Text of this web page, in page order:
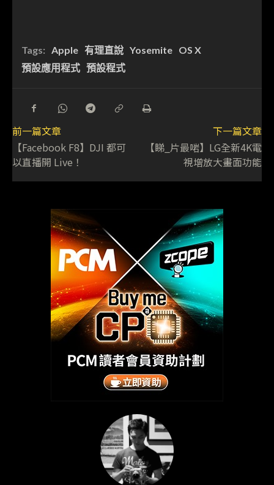
Tags: Apple 有理直說 Yosemite OS X
預設應用程式 預設程式
前一篇文章
【Facebook F8】DJI 都可
以直播開 Live！
下一篇文章
【睇_片最啱】LG全新4K電
視增放大畫面功能